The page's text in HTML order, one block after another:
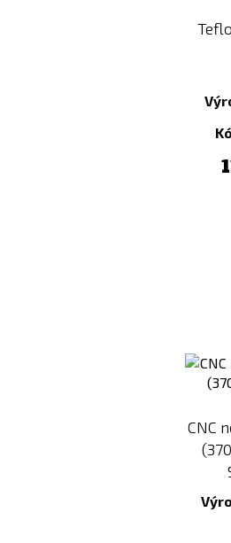
CNC